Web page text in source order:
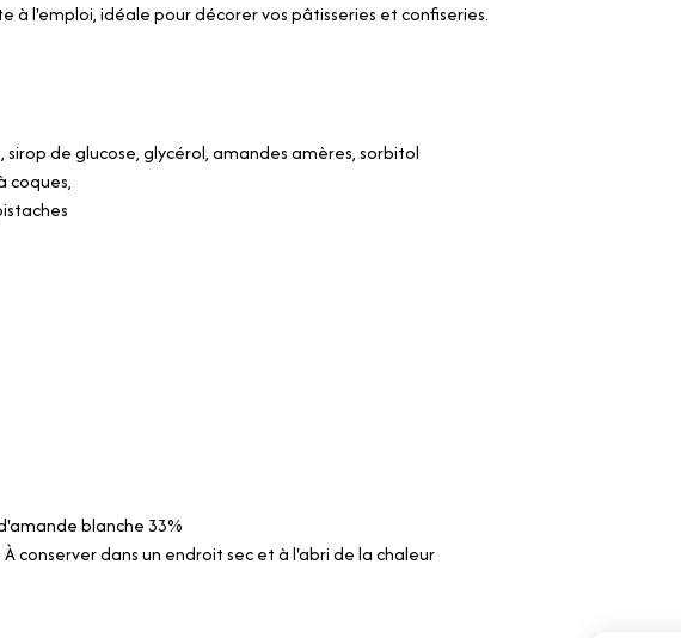
à l'emploi, idéale pour décorer vos pâtisseries et confiseries.
sirop de glucose, glycérol, amandes amères, sorbitol
coques,
blanche 33%
À conserver dans un endroit sec et à l'abri de la chaleur